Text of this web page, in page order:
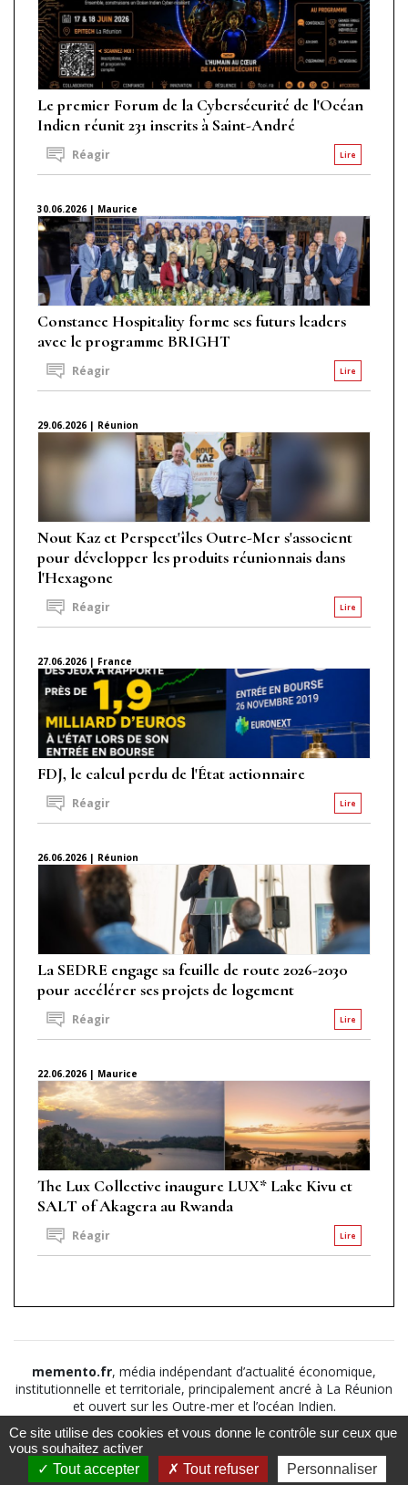
Le premier Forum de la Cybersécurité de l'Océan
Indien réunit 231 inscrits à Saint-André
Lire
Réagir
30.06.2026 | Maurice
Constance Hospitality forme ses futurs leaders
avec le programme BRIGHT
Lire
Réagir
29.06.2026 | Réunion
Nout Kaz et Perspect'îles Outre-Mer s'associent
pour développer les produits réunionnais dans
l'Hexagone
Lire
Réagir
27.06.2026 | France
FDJ, le calcul perdu de l'État actionnaire
Lire
Réagir
26.06.2026 | Réunion
La SEDRE engage sa feuille de route 2026-2030
pour accélérer ses projets de logement
Lire
Réagir
22.06.2026 | Maurice
The Lux Collective inaugure LUX* Lake Kivu et
SALT of Akagera au Rwanda
Lire
Réagir
memento.fr, média indépendant d’actualité économique,
institutionnelle et territoriale, principalement ancré à La Réunion
et ouvert sur les Outre-mer et l’océan Indien.
©2026
Mémento
Suivez nous sur Notice légale
Politique de
confidentialité-CGV-CGU
Ce site utilise des cookies et vous donne le contrôle sur ceux que
vous souhaitez activer
Tout accepter
Tout refuser Personnaliser